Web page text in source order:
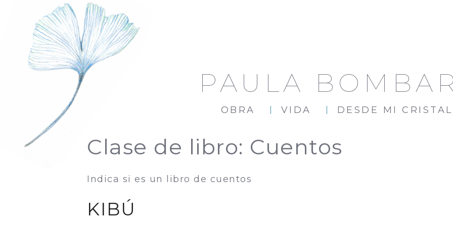
PAULA
OBRA VIDA DESDE MI CRISTAL
Clase de libro: Cuentos
Indica si es un libro de cuentos
KIBÚ